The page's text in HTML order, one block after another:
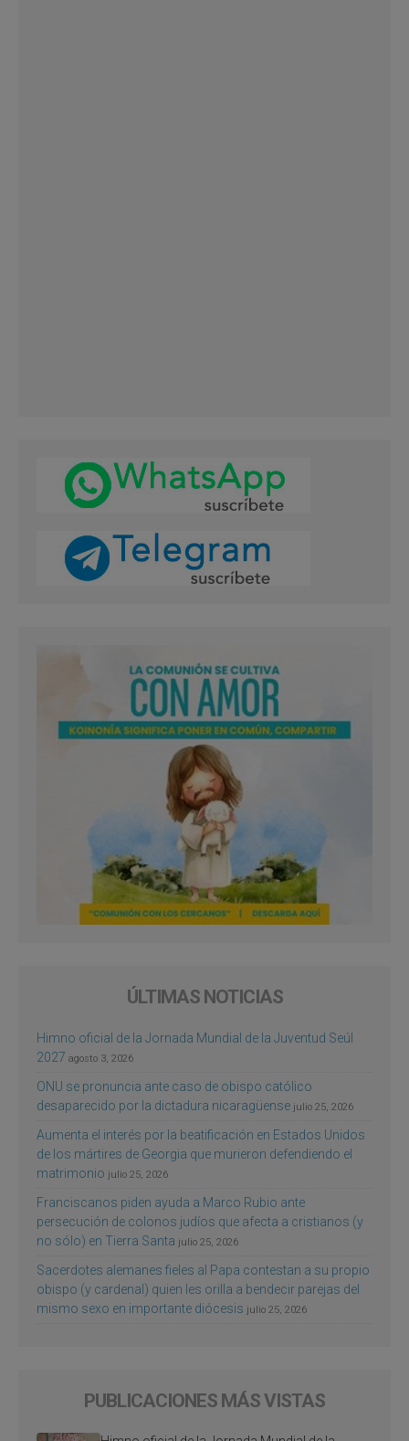
ÚLTIMAS NOTICIAS
Himno oficial de la Jornada Mundial de la Juventud Seúl
2027 agosto 3, 2026
ONU se pronuncia ante caso de obispo católico
desaparecido por la dictadura nicaragüense julio 25, 2026
Aumenta el interés por la beatificación en Estados Unidos
de los mártires de Georgia que murieron defendiendo el
matrimonio julio 25, 2026
Franciscanos piden ayuda a Marco Rubio ante
persecución de colonos judíos que afecta a cristianos (y
no sólo) en Tierra Santa julio 25, 2026
Sacerdotes alemanes fieles al Papa contestan a su propio
obispo (y cardenal) quien les orilla a bendecir parejas del
mismo sexo en importante diócesis julio 25, 2026
PUBLICACIONES MÁS VISTAS